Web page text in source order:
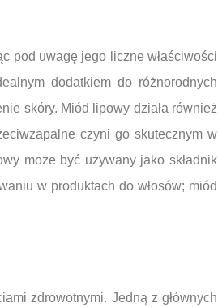
pod uwagę jego liczne właściwości
dodatkiem do różnorodnych
skóry. Miód lipowy działa również
czyni go skutecznym w
może być używany jako składnik
w produktach do włosów; miód
zdrowotnymi. Jedną z głównych